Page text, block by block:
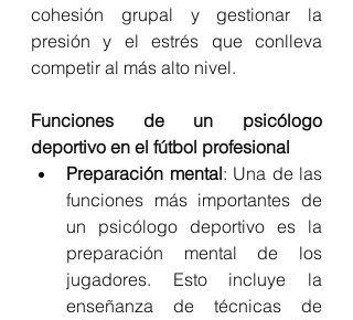
cohesión grupal y gestionar la
presión y el estrés que conlleva
competir al más alto nivel.
Funciones de un psicólogo
deportivo en el fútbol profesional
Preparación mental: Una de las
funciones más importantes de
un psicólogo deportivo es la
preparación mental de los
jugadores. Esto incluye la
enseñanza de técnicas de